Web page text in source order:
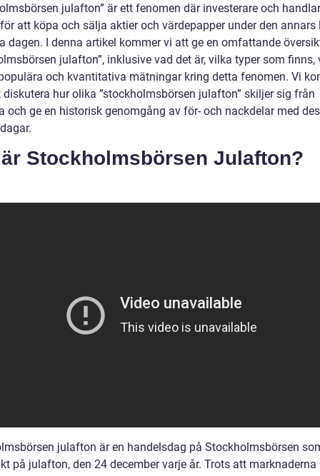
julafton” är ett fenomen där investerare och
att köpa och sälja aktier och värdepapper under den annars
dagen. I denna artikel kommer vi att ge en omfattande
julafton”, inklusive vad det är, vilka typer som finns,
och kvantitativa mätningar kring detta fenomen. Vi
diskutera hur olika ”stockholmsbörsen julafton” skiljer sig från
och ge en historisk genomgång av för- och nackdelar med
Stockholmsbörsen Julafton?
julafton är en handelsdag på Stockholmsbörsen
på julafton, den 24 december varje år. Trots att